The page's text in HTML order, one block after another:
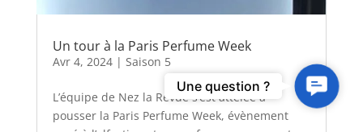
Un tour à la Paris Perfume Week
Avr 4, 2024| Saison 5
L’équipe de Nez la Revue s’est attelée à
pousser la Paris Perfume Week, évènement
Contact
Us
Une question ?